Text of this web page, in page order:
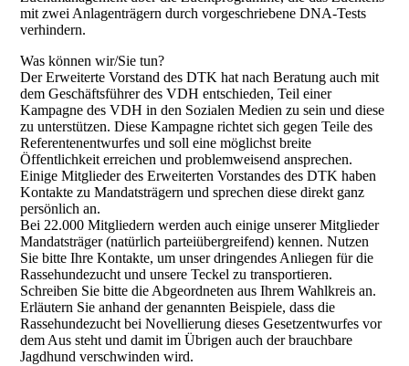
mit zwei Anlagenträgern durch vorgeschriebene DNA-Tests
verhindern.
Was können wir/Sie tun?
Der Erweiterte Vorstand des DTK hat nach Beratung auch mit
dem Geschäftsführer des VDH entschieden, Teil einer
Kampagne des VDH in den Sozialen Medien zu sein und diese
zu unterstützen. Diese Kampagne richtet sich gegen Teile des
Referentenentwurfes und soll eine möglichst breite
Öffentlichkeit erreichen und problemweisend ansprechen.
Einige Mitglieder des Erweiterten Vorstandes des DTK haben
Kontakte zu Mandatsträgern und sprechen diese direkt ganz
persönlich an.
Bei 22.000 Mitgliedern werden auch einige unserer Mitglieder
Mandatsträger (natürlich parteiübergreifend) kennen. Nutzen
Sie bitte Ihre Kontakte, um unser dringendes Anliegen für die
Rassehundezucht und unsere Teckel zu transportieren.
Schreiben Sie bitte die Abgeordneten aus Ihrem Wahlkreis an.
Erläutern Sie anhand der genannten Beispiele, dass die
Rassehundezucht bei Novellierung dieses Gesetzentwurfes vor
dem Aus steht und damit im Übrigen auch der brauchbare
Jagdhund verschwinden wird.